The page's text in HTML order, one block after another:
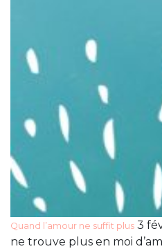
Quand l’amour ne suffit plus 3
ne trouve plus en moi